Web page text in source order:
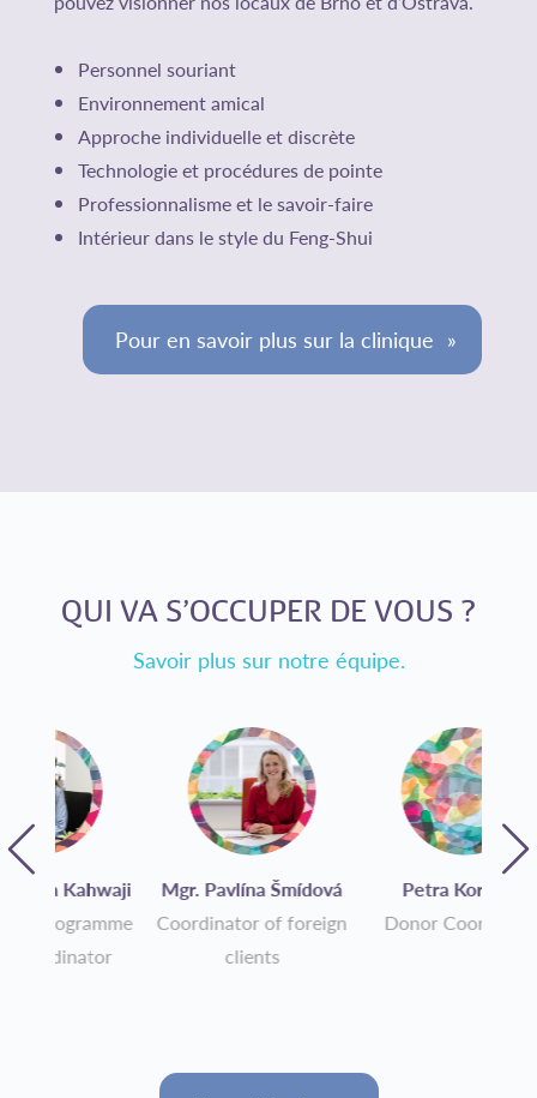
Personnel souriant
Environnement amical
Approche individuelle et discrète
Technologie et procédures de pointe
Professionnalisme et le savoir-faire
Intérieur dans le style du Feng-Shui
Pour en savoir plus sur la clinique
QUI VA S’OCCUPER DE VOUS ?
Savoir plus sur notre équipe.
Mgr. Pavlína Šmídová
Coordinator of foreign
Petra Korelová
Donor Coordinator